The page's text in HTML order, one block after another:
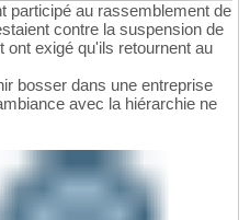
participé au rassemblement de
contre la suspension de
exigé qu'ils retournent au
bosser dans une entreprise
avec la hiérarchie ne